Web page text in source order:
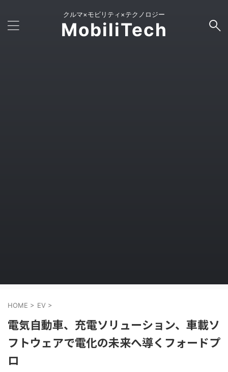
クルマ×モビリティ×テクノロジー
MobiliTech
HOME > EV >
電気自動車、充電ソリューション、車載ソ
フトウェアで電化の未来へ導くフォードプ
ロ